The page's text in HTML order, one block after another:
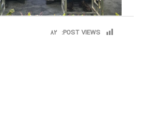
POST VIEWS:
82